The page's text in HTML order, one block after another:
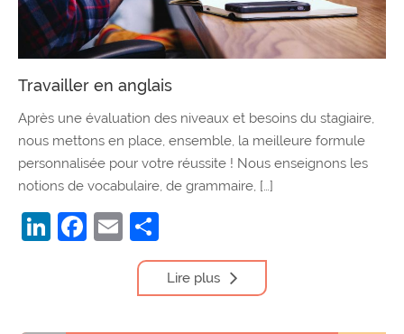
Travailler en anglais
Après une évaluation des niveaux et besoins du stagiaire,
nous mettons en place, ensemble, la meilleure formule
personnalisée pour votre réussite ! Nous enseignons les
notions de vocabulaire, de grammaire, […]
LinkedIn
Facebook
Email
Lire plus